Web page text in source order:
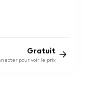
Gratuit
pour voir le prix